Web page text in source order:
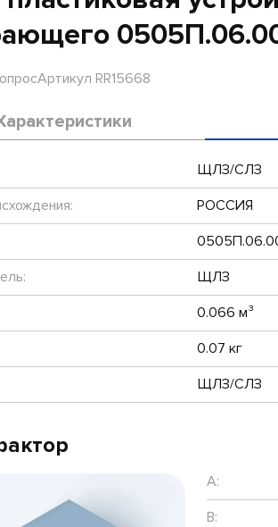
Артикул RR15668
ЩЛЗ/СЛЗ
РОССИЯ
ЩЛЗ
0.066 м³
0.07 кг
ЩЛЗ/СЛЗ
A:
B: